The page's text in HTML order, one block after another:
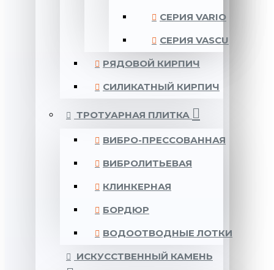
CЕРИЯ VARIO
CЕРИЯ VASCU
РЯДОВОЙ КИРПИЧ
СИЛИКАТНЫЙ КИРПИЧ
ТРОТУАРНАЯ ПЛИТКА
ВИБРО-ПРЕССОВАННАЯ
ВИБРОЛИТЬЕВАЯ
КЛИНКЕРНАЯ
БОРДЮР
ВОДООТВОДНЫЕ ЛОТКИ
ИСКУССТВЕННЫЙ КАМЕНЬ